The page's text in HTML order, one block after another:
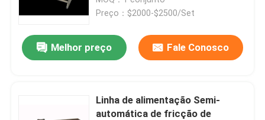
Alimentação de papel por atrito
Preço：$2000-$2500/Set
Melhor preço Fale Conosco
Linha de alimentação Semi-
automática de fricção de